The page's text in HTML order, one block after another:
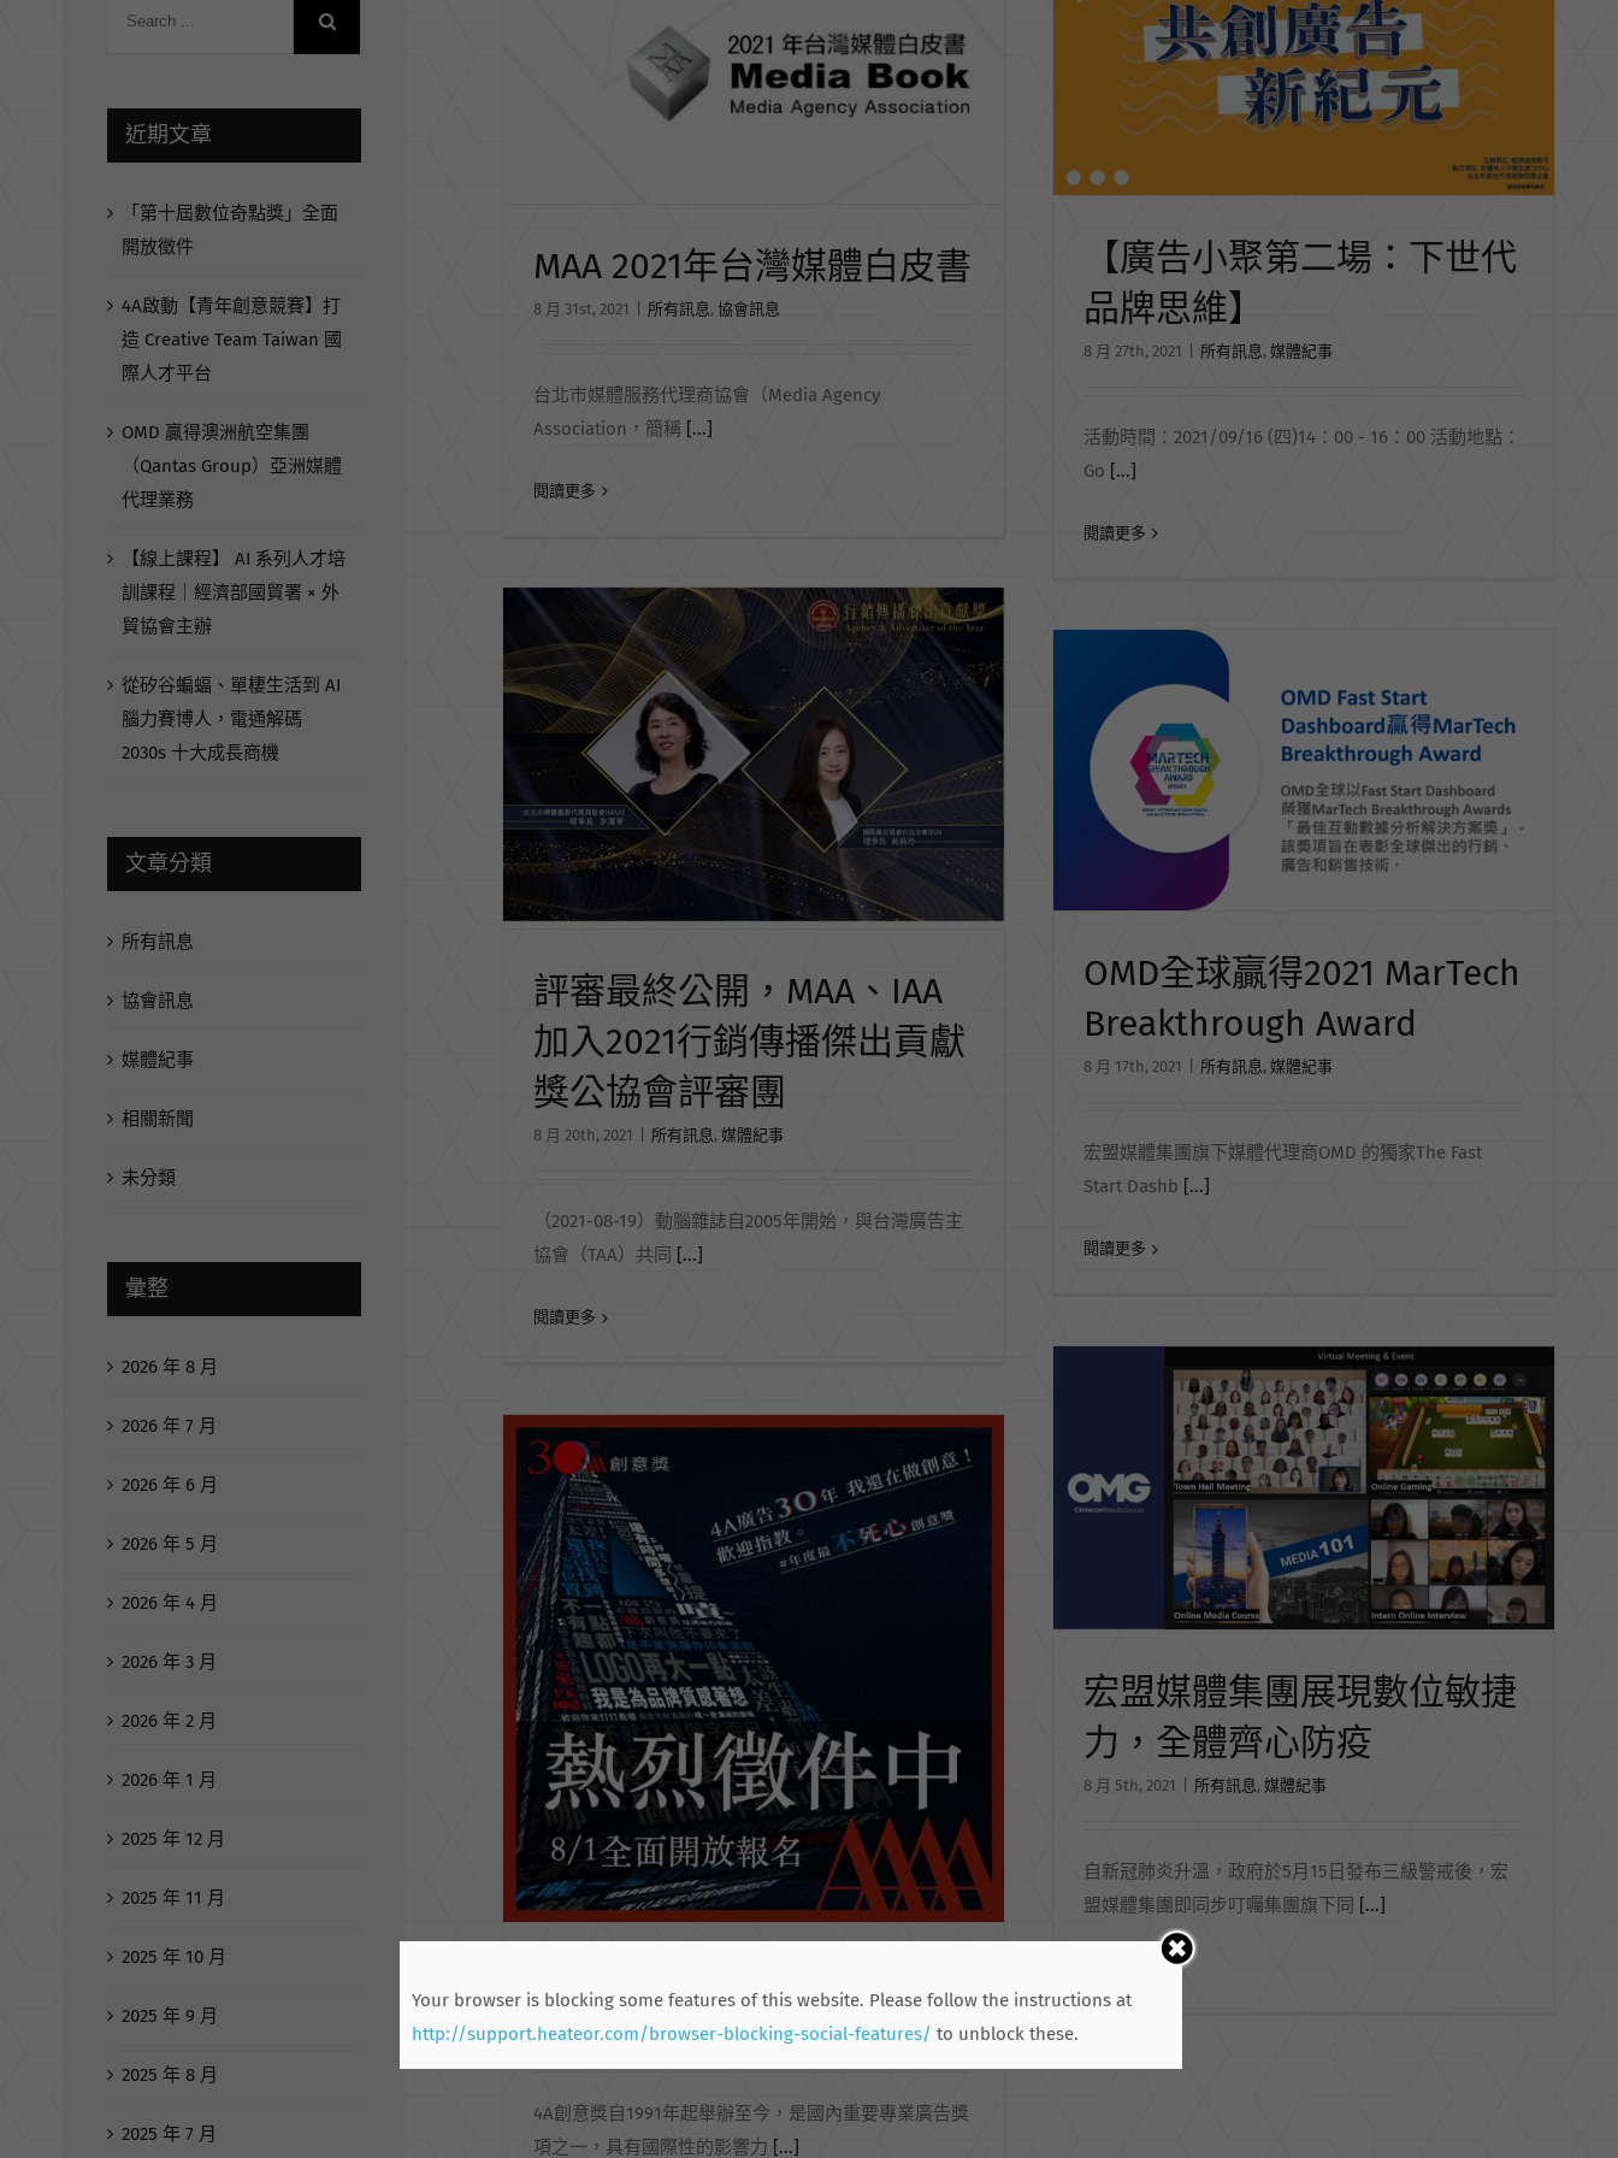
MAA 2021年台灣媒體白皮書
8 月 31st, 2021 所有訊息 ,協會訊息
台北市媒體服務代理商協會（Media Agency
Association，簡稱 [...]
閱讀更多
【廣告小聚第二場：下世代
品牌思維】
8 月 27th, 2021 所有訊息 ,媒體紀事
活動時間：2021/09/16 (四)14：00 - 16：00 活動地點：
Go [...]
閱讀更多
評審最終公開，MAA、IAA
加入2021行銷傳播傑出貢獻
獎公協會評審團
8 月 20th, 2021 所有訊息,媒體紀事
（2021-08-19）動腦雜誌自2005年開始，與台灣廣告主
協會（TAA）共同 [...]
閱讀更多
OMD全球贏得2021 MarTech
Breakthrough Award
8 月 17th, 2021 所有訊息,媒體紀事
宏盟媒體集團旗下媒體代理商OMD 的獨家The Fast
Start Dashb [...]
閱讀更多
宏盟媒體集團展現數位敏捷
力，全體齊心防疫
8 月 5th, 2021 所有訊息 ,媒體紀事
自新冠肺炎升溫，政府於5月15日發布三級警戒後，宏
盟媒體集團即同步叮囑集團旗下同 [...]
【4A創意獎】徵件開跑!!
8 月 3rd, 2021 | 所有訊息,媒體紀事
4A創意獎自1991年起舉辦至今，是國內重要專業廣告獎
項之一，具有國際性的影響力 [...]
近期文章
「第十屆數位奇點獎」全面
開放徵件
4A啟動【青年創意競賽】打
造 Creative Team Taiwan 國
際人才平台
OMD 贏得澳洲航空集團
（Qantas Group）亞洲媒體
代理業務
【線上課程】 AI 系列人才培
訓課程｜經濟部國貿署 × 外
貿協會主辦
從矽谷蝙蝠、單棲生活到 AI
腦力賽博人，電通解碼
2030s 十大成長商機
文章分類
所有訊息
協會訊息
媒體紀事
相關新聞
未分類
彙整
2026 年 8 月
2026 年 7 月
2026 年 6 月
2026 年 5 月
2026 年 4 月
2026 年 3 月
2026 年 2 月
2026 年 1 月
2025 年 12 月
2025 年 11 月
2025 年 10 月
2025 年 9 月
2025 年 8 月
2025 年 7 月
Your browser is blocking some features of this website. Please follow the instructions at
http://support.heateor.com/browser-blocking-social-features/ to unblock these.